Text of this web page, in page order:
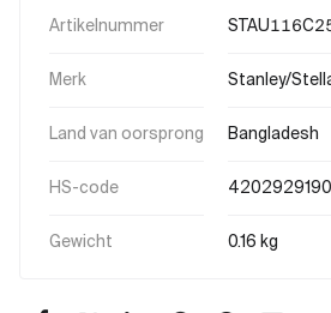
Artikelnummer
Merk Stanley/
Land van oorsprong Bangladesh
HS-code 4202929190
Gewicht 0.16 kg